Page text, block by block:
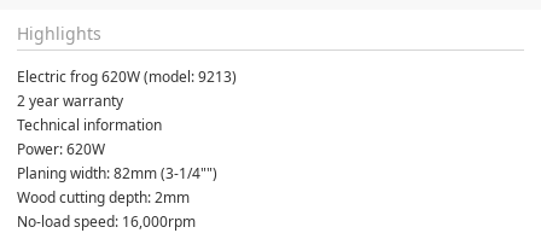
Highlights
Electric frog 620W (model: 9213)
2 year warranty
Technical information
Power: 620W
Planing width: 82mm (3-1/4"")
Wood cutting depth: 2mm
No-load speed: 16,000rpm